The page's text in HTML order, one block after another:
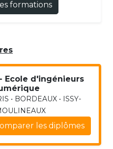
formations
Ecole d'ingénieurs
• BORDEAUX • ISSY-
les diplômes